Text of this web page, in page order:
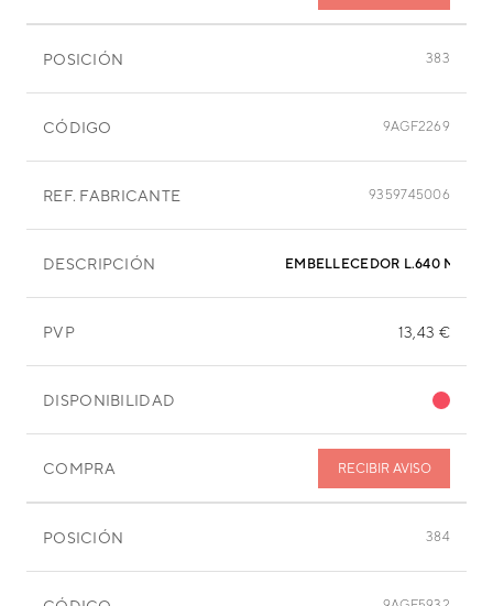
POSICIÓN 383
CÓDIGO 9AGF2269
REF. FABRICANTE 9359745006
DESCRIPCIÓN EMBELLECEDOR L.640 MM
PVP 13,43 €
DISPONIBILIDAD
COMPRA RECIBIR AVISO
POSICIÓN 384